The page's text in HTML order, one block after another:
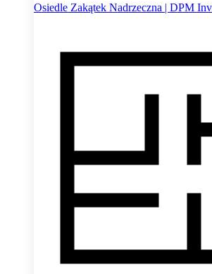
Osiedle Zakątek Nadrzeczna | DPM